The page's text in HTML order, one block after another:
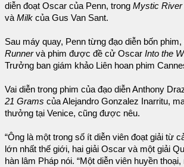
diễn đoạt Oscar của Penn, trong Mystic River
và Milk của Gus Van Sant.
Sau máy quay, Penn từng đạo diễn bốn phim,
Runnervà phim được đề cử Oscar Into the
Trưởng ban giám khảo Liên hoan phim
Vai diễn trong phim của đạo diễn Anthony
21 Grams của Alejandro Gonzalez Inarritu,
thưởng tại Venice, cũng được nêu.
“Ông là một trong số ít diễn viên đoạt giải từ
lớn nhất thế giới, hai giải Oscar và một giải
hàn lâm Pháp nói. “Một diễn viên huyền